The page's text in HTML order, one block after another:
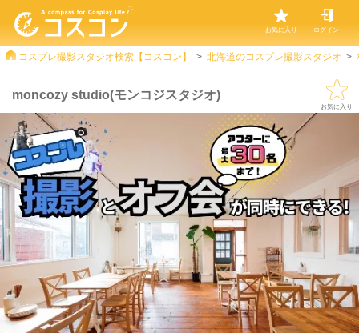
お気に入り ログイン
コスプレ撮影スタジオ検索【コスコン】 北海道のコスプレ撮影スタジオ
moncozy studio(モンコジスタジオ)
お気に入り